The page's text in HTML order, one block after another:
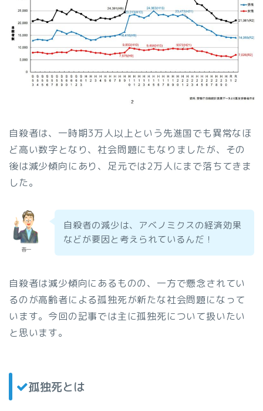
自殺者は、一時期3万人以上という先進国でも異常なほ
ど高い数字となり、社会問題にもなりましたが、その
後は減少傾向にあり、足元では2万人にまで落ちてきま
した。
春一
自殺者の減少は、アベノミクスの経済効果
などが要因と考えられているんだ！
自殺者は減少傾向にあるものの、一方で懸念されてい
るのが高齢者による孤独死が新たな社会問題になって
います。今回の記事では主に孤独死について扱いたい
と思います。
孤独死とは